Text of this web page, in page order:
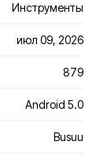
Инструменты
июл 09, 2026
879
Android 5.0
Busuu